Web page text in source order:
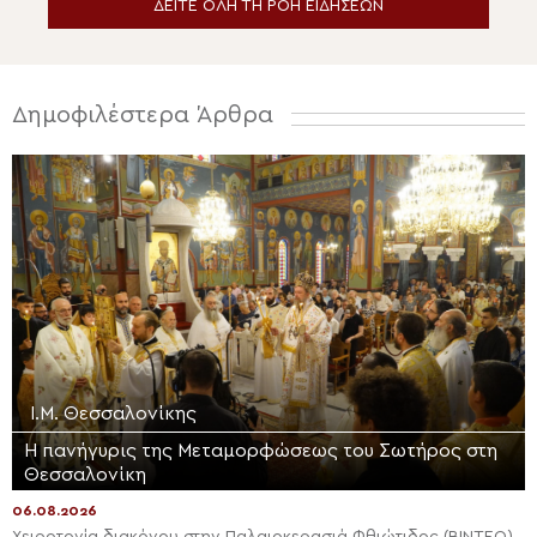
ΔΕΙΤΕ ΟΛΗ ΤΗ ΡΟΗ ΕΙΔΗΣΕΩΝ
Δημοφιλέστερα Άρθρα
Ι.Μ. Θεσσαλονίκης
Η πανήγυρις της Μεταμορφώσεως του Σωτήρος στη
Θεσσαλονίκη
06.08.2026